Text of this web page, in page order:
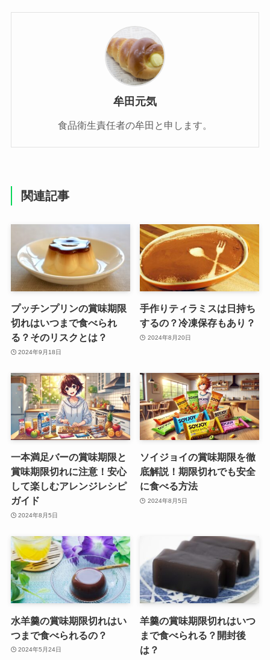
牟田元気
食品衛生責任者の牟田と申します。
関連記事
プッチンプリンの賞味期限
切れはいつまで食べられ
る？そのリスクとは？
2024年9月18日
手作りティラミスは日持ち
するの？冷凍保存もあり？
2024年8月20日
一本満足バーの賞味期限と
賞味期限切れに注意！安心
して楽しむアレンジレシピ
ガイド
2024年8月5日
ソイジョイの賞味期限を徹
底解説！期限切れでも安全
に食べる方法
2024年8月5日
水羊羹の賞味期限切れはい
つまで食べられるの？
2024年5月24日
羊羹の賞味期限切れはいつ
まで食べられる？開封後
は？